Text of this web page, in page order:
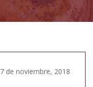
7 de noviembre, 2018